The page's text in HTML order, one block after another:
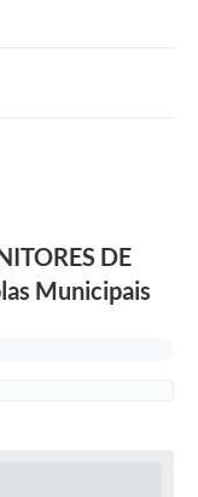
DE
Municipais